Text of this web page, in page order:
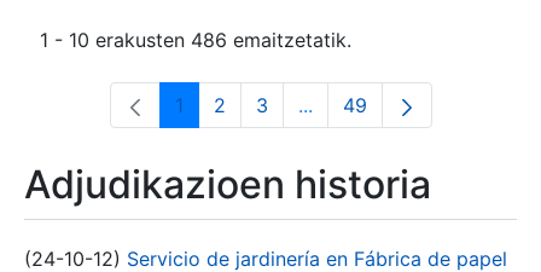
1 - 10 erakusten 486 emaitzetatik.
Orrialdea
1 Orrialdea
2 Orrialdea
3 ...Intermediate Pages Use
Orrialdea
49
Adjudikazioen historia
(24-10-12) Servicio de jardinería en Fábrica de papel